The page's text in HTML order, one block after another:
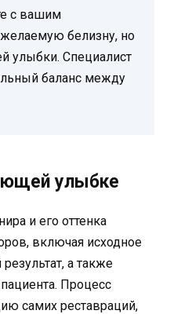
с вашим
белизну, но
улыбки. Специалист
баланс между
улыбке
и его оттенка
включая исходное
а также
Процесс
самих реставраций,